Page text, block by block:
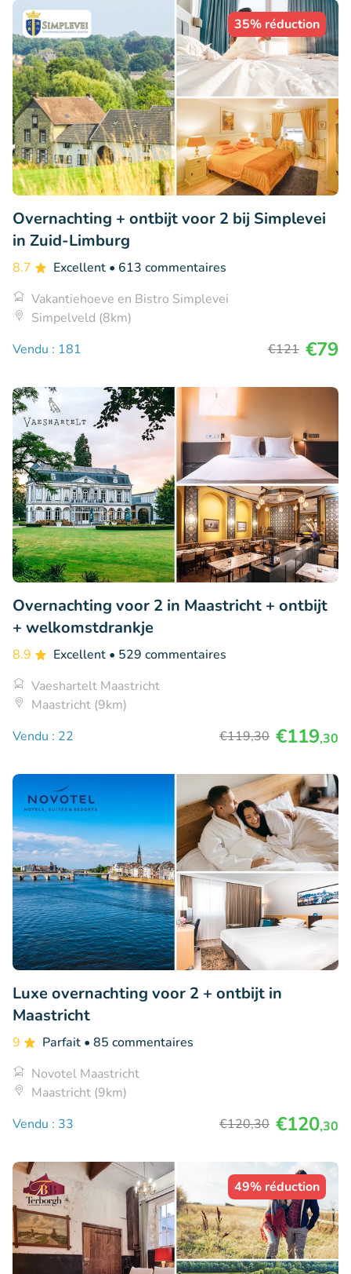
35% réduction
Overnachting + ontbijt voor 2 bij Simplevei
in Zuid-Limburg
8.7 Excellent • 613 commentaires
Vakantiehoeve en Bistro Simplevei
Simpelveld (8km)
Vendu : 181
€121 €79
Overnachting voor 2 in Maastricht + ontbijt
+ welkomstdrankje
8.9 Excellent • 529 commentaires
Vaeshartelt Maastricht
Maastricht (9km)
Vendu : 22
€119,30 €119,30
Luxe overnachting voor 2 + ontbijt in
Maastricht
9 Parfait • 85 commentaires
Novotel Maastricht
Maastricht (9km)
Vendu : 33
€120,30 €120,30
49% réduction